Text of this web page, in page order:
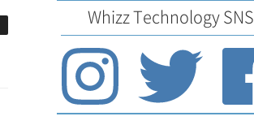
Whizz Technology SNS